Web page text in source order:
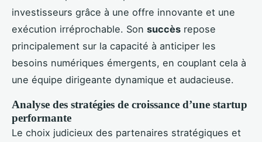
investisseurs grâce à une offre innovante et une
exécution irréprochable. Son succès repose
principalement sur la capacité à anticiper les
besoins numériques émergents, en couplant cela à
une équipe dirigeante dynamique et audacieuse.
Analyse des stratégies de croissance d’une startup
performante
Le choix judicieux des partenaires stratégiques et